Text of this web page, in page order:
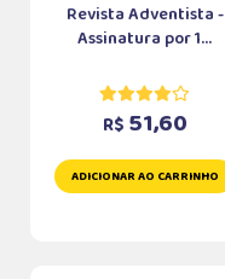
Revista Adventista -
Assinatura por 1...
R$ 51,60
ADICIONAR AO CARRINHO